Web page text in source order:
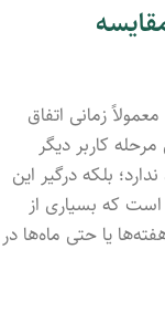
زمانی اتفاق
کاربر دیگر
بلکه درگیر این
که بسیاری از
یا حتی ماه‌ها در